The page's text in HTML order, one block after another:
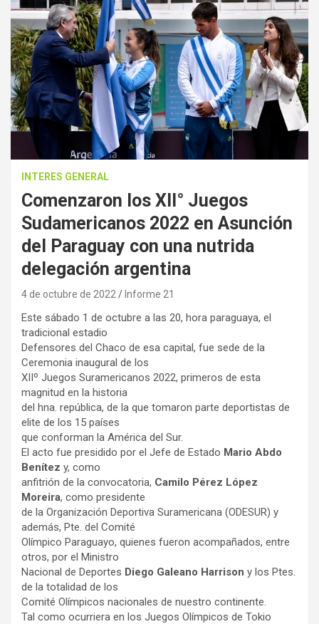
INTERES GENERAL
Comenzaron los XII° Juegos
Sudamericanos 2022 en Asunción
del Paraguay con una nutrida
delegación argentina
4 de octubre de 2022 Informe 21
Este sábado 1 de octubre a las 20, hora paraguaya, el
tradicional estadio
Defensores del Chaco de esa capital, fue sede de la
Ceremonia inaugural de los
XIIº Juegos Suramericanos 2022, primeros de esta
magnitud en la historia
del hna. república, de la que tomaron parte deportistas de
elite de los 15 países
que conforman la América del Sur.
El acto fue presidido por el Jefe de Estado Mario Abdo
Benítez y, como
anfitrión de la convocatoria, Camilo Pérez López
Moreira, como presidente
de la Organización Deportiva Suramericana (ODESUR) y
además, Pte. del Comité
Olímpico Paraguayo, quienes fueron acompañados, entre
otros, por el Ministro
Nacional de Deportes Diego Galeano Harrison y los Ptes.
de la totalidad de los
Comité Olímpicos nacionales de nuestro continente.
Tal como ocurriera en los Juegos Olímpicos de Tokio